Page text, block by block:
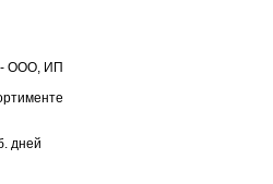
- ООО, ИП
дней